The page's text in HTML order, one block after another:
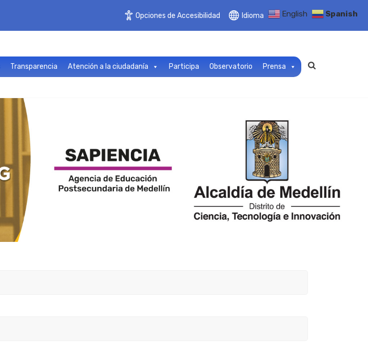
Opciones de Accesibilidad Idioma
Transparencia Atención a la ciudadanía Participa Observatorio Prensa
English Spanish